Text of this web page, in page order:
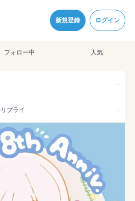
新規登録 ログイン
で プライパシーポリシーを改定しました。
るにはここをクリックします
アプリでさらに快適に！
フォロー中 人気
--
プライ --